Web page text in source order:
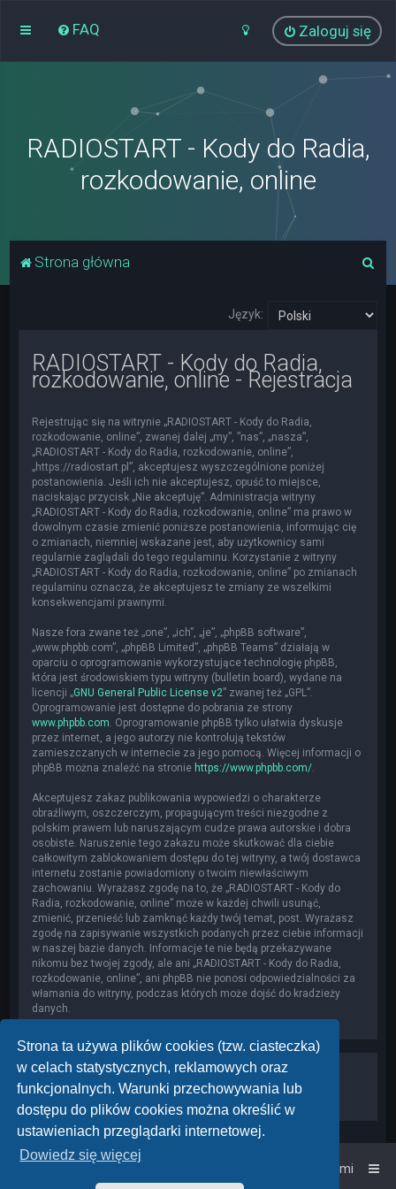
Strona ta używa plików cookies (tzw. ciasteczka)
w celach statystycznych, reklamowych oraz
funkcjonalnych. Warunki przechowywania lub
dostępu do plików cookies można określić w
ustawieniach przeglądarki internetowej.
Dowiedz się więcej
FAQ Zaloguj się
RADIOSTART - Kody do Radia,
rozkodowanie, online
Strona główna
Język:
RADIOSTART - Kody do Radia,
rozkodowanie, online - Rejestracja
Rejestrując się na witrynie „RADIOSTART - Kody do Radia,
rozkodowanie, online”, zwanej dalej „my”, ”nas”, „nasza”,
„RADIOSTART - Kody do Radia, rozkodowanie, online”,
„https://radiostart.pl”, akceptujesz wyszczególnione poniżej
postanowienia. Jeśli ich nie akceptujesz, opuść to miejsce,
naciskając przycisk „Nie akceptuję”. Administracja witryny
„RADIOSTART - Kody do Radia, rozkodowanie, online” ma prawo w
dowolnym czasie zmienić poniższe postanowienia, informując cię
o zmianach, niemniej wskazane jest, aby użytkownicy sami
regularnie zaglądali do tego regulaminu. Korzystanie z witryny
„RADIOSTART - Kody do Radia, rozkodowanie, online” po zmianach
regulaminu oznacza, że akceptujesz te zmiany ze wszelkimi
konsekwencjami prawnymi.
Nasze fora zwane też „one”, „ich”, „je”, „phpBB software”,
„www.phpbb.com”, „phpBB Limited”, „phpBB Teams” działają w
oparciu o oprogramowanie wykorzystujące technologię phpBB,
która jest środowiskiem typu witryny (bulletin board), wydane na
licencji „GNU General Public License v2” zwanej też „GPL”.
Oprogramowanie jest dostępne do pobrania ze strony
www.phpbb.com . Oprogramowanie phpBB tylko ułatwia dyskusje
przez internet, a jego autorzy nie kontrolują tekstów
zamieszczanych w internecie za jego pomocą. Więcej informacji o
phpBB można znaleźć na stronie https://www.phpbb.com/
Akceptujesz zakaz publikowania wypowiedzi o charakterze
obraźliwym, oszczerczym, propagującym treści niezgodne z
polskim prawem lub naruszającym cudze prawa autorskie i dobra
osobiste. Naruszenie tego zakazu może skutkować dla ciebie
całkowitym zablokowaniem dostępu do tej witryny, a twój dostawca
internetu zostanie powiadomiony o twoim niewłaściwym
zachowaniu. Wyrażasz zgodę na to, że „RADIOSTART - Kody do
Radia, rozkodowanie, online” może w każdej chwili usunąć,
zmienić, przenieść lub zamknąć każdy twój temat, post. Wyrażasz
zgodę na zapisywanie wszystkich podanych przez ciebie informacji
w naszej bazie danych. Informacje te nie będą przekazywane
nikomu bez twojej zgody, ale ani „RADIOSTART - Kody do Radia,
rozkodowanie, online”, ani phpBB nie ponosi odpowiedzialności za
włamania do witryny, podczas których może dojść do kradzieży
danych.
Strona główna Kontakt z nami